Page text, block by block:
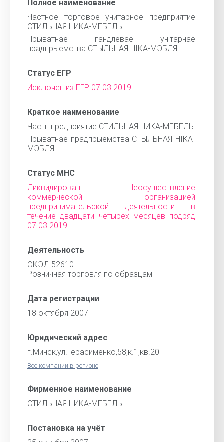
Полное наименование
Частное торговое унитарное предприятие
СТИЛЬНАЯ НИКА-МЕБЕЛЬ
Прыватнае гандлевае унiтарнае
прадпрыемства СТЫЛЬНАЯ НIКА-МЭБЛЯ
Статус ЕГР
Исключен из ЕГР 07.03.2019
Краткое наименование
Частн.предприятие СТИЛЬНАЯ НИКА-МЕБЕЛЬ
Прыватнае прадпрыемства СТЫЛЬНАЯ НIКА-
МЭБЛЯ
Статус МНС
Ликвидирован Неосуществление
коммерческой организацией
предпринимательской деятельности в
течение двадцати четырех месяцев подряд
07.03.2019
Деятельность
ОКЭД 52610
Розничная торговля по образцам
Дата регистрации
18 октября 2007
Юридический адрес
г.Минск,ул.Герасименко,58,к.1,кв.20
Все компании в регионе
Фирменное наименование
СТИЛЬНАЯ НИКА-МЕБЕЛЬ
Постановка на учёт